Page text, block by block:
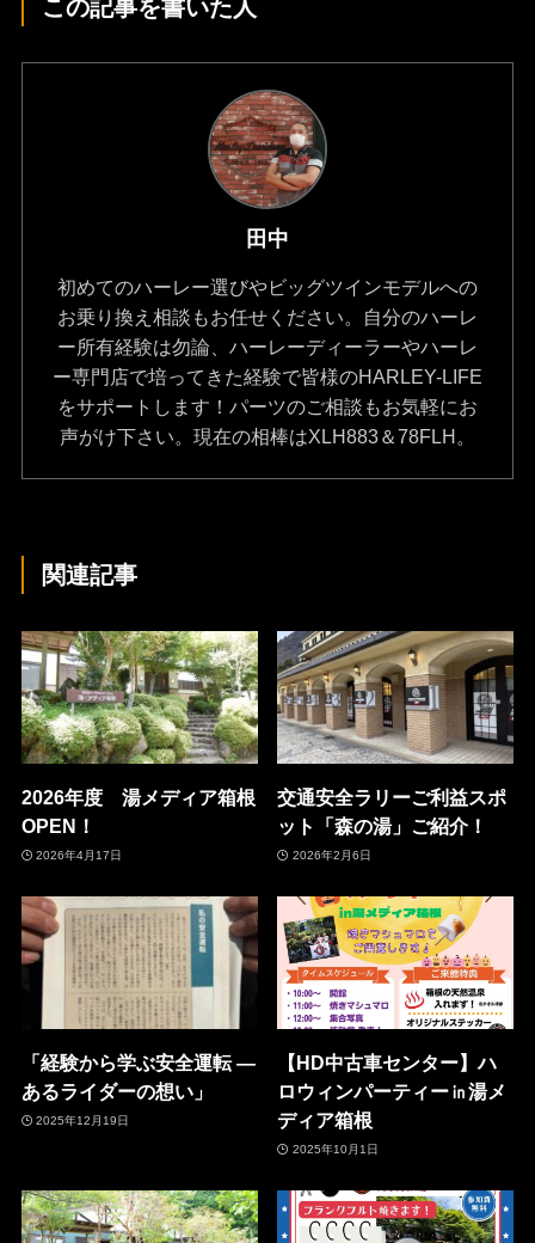
この記事を書いた人
田中
初めてのハーレー選びやビッグツインモデルへの
お乗り換え相談もお任せください。自分のハーレ
ー所有経験は勿論、ハーレーディーラーやハーレ
ー専門店で培ってきた経験で皆様のHARLEY-LIFE
をサポートします！パーツのご相談もお気軽にお
声がけ下さい。現在の相棒はXLH883＆78FLH。
関連記事
2026年度 湯メディア箱根
OPEN！
2026年4月17日
交通安全ラリーご利益スポ
ット「森の湯」ご紹介！
2026年2月6日
「経験から学ぶ安全運転 ―
あるライダーの想い」
2025年12月19日
【HD中古車センター】ハ
ロウィンパーティー㏌湯メ
ディア箱根
2025年10月1日